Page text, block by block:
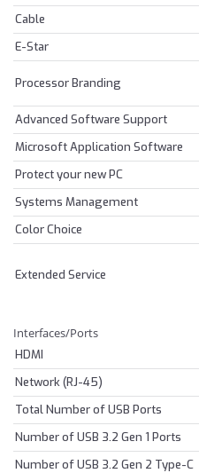
Cable
E-Star
Processor Branding
Advanced Software Support
Microsoft Application Software
Protect your new PC
Systems Management
Color Choice
Extended Service
Interfaces/Ports
HDMI
Network (RJ-45)
Total Number of USB Ports
Number of USB 3.2 Gen 1 Ports
Number of USB 3.2 Gen 2 Type-C